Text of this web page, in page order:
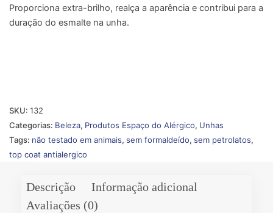
Proporciona extra-brilho, realça a aparência e contribui para a
duração do esmalte na unha.
SKU: 132
Categorias: Beleza, Produtos Espaço do Alérgico, Unhas
Tags: não testado em animais, sem formaldeído, sem petrolatos,
top coat antialergico
Descrição
Informação adicional
Avaliações (0)